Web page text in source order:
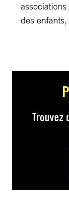
des
Trouvez